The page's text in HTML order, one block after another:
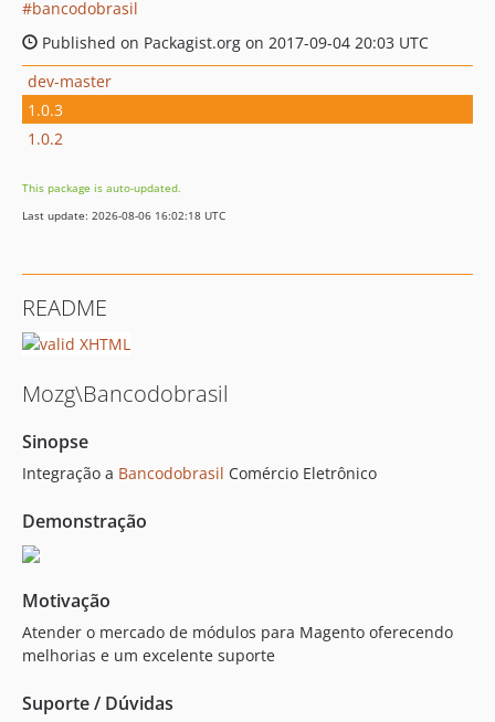
bancodobrasil
Published on Packagist.org on 2017-09-04 20:03 UTC
dev-master
1.0.3
1.0.2
This package is auto-updated.
Last update: 2026-08-06 16:02:18 UTC
README
Mozg\Bancodobrasil
Sinopse
Integração a Bancodobrasil Comércio Eletrônico
Demonstração
Motivação
Atender o mercado de módulos para Magento oferecendo
melhorias e um excelente suporte
Suporte / Dúvidas